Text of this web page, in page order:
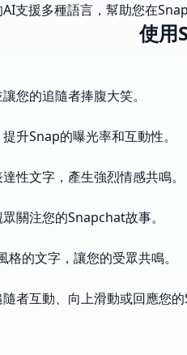
支援多種語言，幫助您在
使用
您的追隨者捧腹大笑。
升Snap的曝光率和互動性。
性文字，產生強烈情感共鳴。
關注您的Snapchat故事。
的文字，讓您的受眾共鳴。
者互動、向上滑動或回應您的